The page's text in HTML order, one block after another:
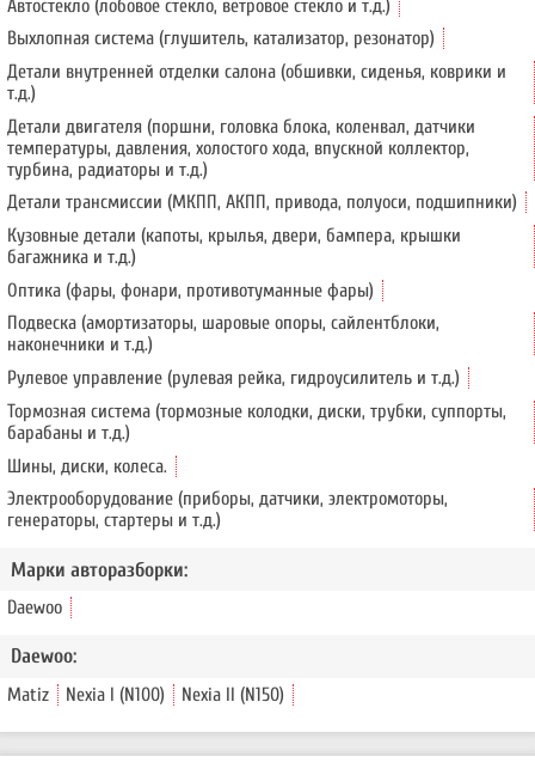
Автостекло (лобовое стекло, ветровое стекло и т.д.)
Выхлопная система (глушитель, катализатор, резонатор)
Детали внутренней отделки салона (обшивки, сиденья, коврики и
т.д.)
Детали двигателя (поршни, головка блока, коленвал, датчики
температуры, давления, холостого хода, впускной коллектор,
турбина, радиаторы и т.д.)
Детали трансмиссии (МКПП, АКПП, привода, полуоси, подшипники)
Кузовные детали (капоты, крылья, двери, бампера, крышки
багажника и т.д.)
Оптика (фары, фонари, противотуманные фары)
Подвеска (амортизаторы, шаровые опоры, сайлентблоки,
наконечники и т.д.)
Рулевое управление (рулевая рейка, гидроусилитель и т.д.)
Тормозная система (тормозные колодки, диски, трубки, суппорты,
барабаны и т.д.)
Шины, диски, колеса.
Электрооборудование (приборы, датчики, электромоторы,
генераторы, стартеры и т.д.)
Марки авторазборки:
Daewoo
Daewoo:
Matiz Nexia I (N100) Nexia II (N150)